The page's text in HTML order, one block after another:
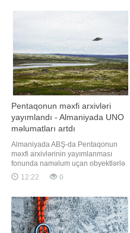
Pentaqonun məxfi arxivləri
yayımlandı - Almaniyada UNO
məlumatları artdı
Almaniyada ABŞ-da Pentaqonun
məxfi arxivlərinin yayımlanması
fonunda naməlum uçan obyektlərlə
(UNO) bağlı məlumatların sayında
artım qeydə alınıb. xəbər verir ki, bu
Qeyri-adi Səma Fenomenləri üzrə
Mərkəzi Tədqiqat Şəbəkəsinin
(CENAP) direktoru Hansjürgen
Köhle
12:22 0